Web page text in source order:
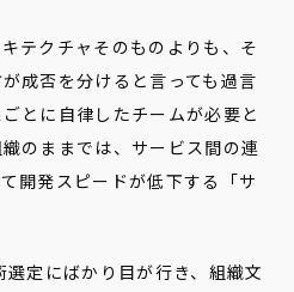
テクチャそのものよりも、そ
成否を分けると言っても過言
とに自律したチームが必要と
のままでは、サービス間の連
開発スピードが低下する「サ
選定にばかり目が行き、組織文